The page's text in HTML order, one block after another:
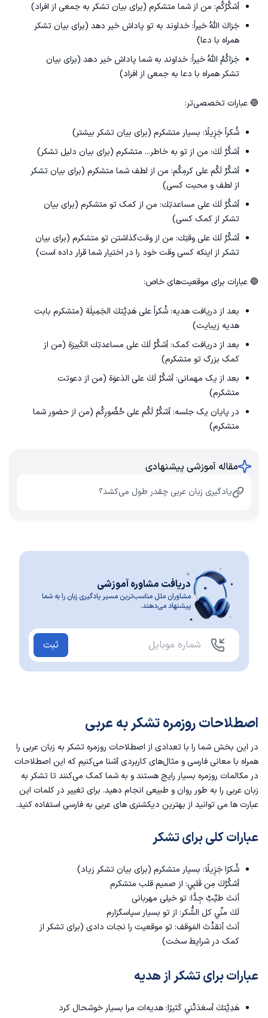
أشكُرُكُم: من از شما متشکرم (برای بیان تشکر به جمعی از افراد)
جَزاكَ اللهُ خيراً: خداوند به تو پاداش خیر دهد (برای بیان تشکر
همراه با دعا)
جَزاكُمُ اللهُ خيراً: خداوند به شما پاداش خیر دهد (برای بیان
تشکر همراه با دعا به جمعی از افراد)
🔵 عبارات تخصصی‌تر:
شُکراً جَزِيلًا: بسیار متشکرم (برای بیان تشکر بیشتر)
أشكُرُ لَكَ: من از تو به خاطر... متشکرم (برای بیان دلیل تشکر)
أشكُرُ لَكُم على كرمِكُم: من از لطف شما متشکرم (برای بیان تشکر
از لطف و محبت کسی)
أشكُرُ لَكَ على مساعدتِك: من از کمک تو متشکرم (برای بیان
تشکر از کمک کسی)
أشكُرُ لَكَ على وقتِك: من از وقت‌گذاشتن تو متشکرم (برای بیان
تشکر از اینکه کسی وقت خود را در اختیار شما قرار داده است)
🔵 عبارات برای موقعیت‌های خاص:
بعد از دریافت هدیه: شُکراً على هَدِيَّتكَ الجَمِيلَة (متشکرم بابت
هدیه زیبایت)
بعد از دریافت کمک: أشكُرُ لَكَ على مساعدتِك الكَبيرَة (من از
کمک بزرگ تو متشکرم)
بعد از یک مهمانی: أشكُرُ لَكَ على الدَعوَة (من از دعوتت
متشکرم)
در پایان یک جلسه: أشكُرُ لَكُم على حُضُورِكُم (من از حضور شما
متشکرم)
مقاله آموزشی پیشنهادی
یادگیری زبان عربی چقدر طول می‌کشد؟
دریافت مشاوره آموزشی
مشاوران ملل مناسب‌ترین مسیر یادگیری زبان را به شما
پیشنهاد می‌دهند.
ثبت
اصطلاحات روزمره تشکر به عربی
در این بخش شما را با تعدادی از اصطلاحات روزمره تشکر به زبان عربی را
همراه با معانی فارسی و مثال‌های کاربردی آشنا می‌کنیم که این اصطلاحات
در مکالمات روزمره بسیار رایج هستند و به شما کمک می‌کنند تا تشکر به
زبان عربی را به طور روان و طبیعی انجام دهید. برای تغییر در کلمات این
عبارت ها می توانید از بهترین دیکشنری های عربی به فارسی استفاده کنید.
عبارات کلی برای تشکر
شُکرًا جَزِيلًا: بسیار متشکرم (برای بیان تشکر زیاد)
أشكُرُكَ مِن قَلبِي: از صمیم قلب متشکرم
أنتَ طيِّبٌ جِدًّا: تو خیلی مهربانی
لَكَ منِّي كل الشُّكر: از تو بسیار سپاسگزارم
أنتَ أنقذْتَ المَوقف: تو موقعیت را نجات دادی (برای تشکر از
کمک در شرایط سخت)
عبارات برای تشکر از هدیه
هَدِيَّتكَ أسعَدَتْني كَثيرًا: هدیه‌ات مرا بسیار خوشحال کرد